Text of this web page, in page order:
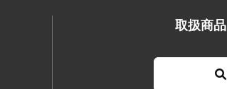
取扱商品